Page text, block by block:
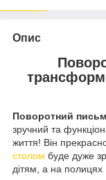
Опис
Поворотний
зручний та
життя! Він
столом буде дуже
дітям, а на полицях